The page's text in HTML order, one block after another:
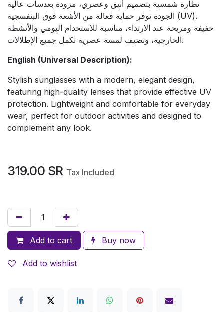
نظارة شمسية بتصميم أنيق وعصري، مزودة بعدسات عالية
الجودة توفر حماية فعالة من الأشعة فوق البنفسجية (UV).
خفيفة ومريحة عند الارتداء، مناسبة للاستخدام اليومي والأنشطة
الخارجية، وتضيف لمسة عصرية تكمل جميع الإطلالات.
English (Universal Description):
Stylish sunglasses with a modern, elegant design,
featuring high-quality lenses that provide effective UV
protection. Lightweight and comfortable for everyday
wear, perfect for outdoor activities and designed to
complement any look.
319.00 SR Tax Included
Add to cart Buy now
Add to wishlist